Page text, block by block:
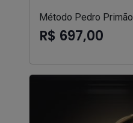
Método Pedro Primão
R$ 697,00